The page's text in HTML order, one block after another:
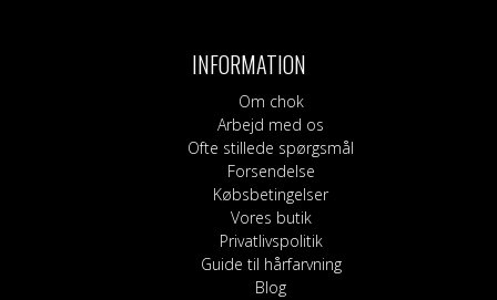
INFORMATION
Om chok
Arbejd med os
Ofte stillede spørgsmål
Forsendelse
Købsbetingelser
Vores butik
Privatlivspolitik
Guide til hårfarvning
Blog